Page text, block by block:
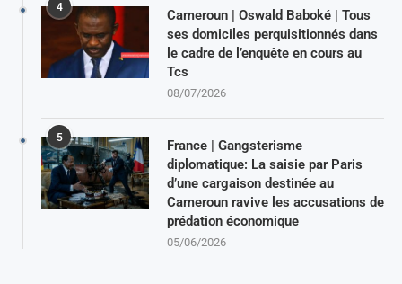
4
Cameroun | Oswald Baboké | Tous
ses domiciles perquisitionnés dans
le cadre de l’enquête en cours au
Tcs
08/07/2026
5
France | Gangsterisme
diplomatique: La saisie par Paris
d’une cargaison destinée au
Cameroun ravive les accusations de
prédation économique
05/06/2026